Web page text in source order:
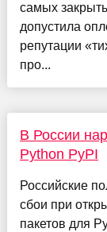
самых
допустила
репутации
про...
В России
Python PyPI
Российские
сбои при
пакетов для